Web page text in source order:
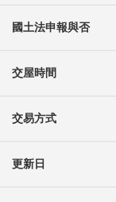
國土法申報與否
交屋時間
交易方式
更新日